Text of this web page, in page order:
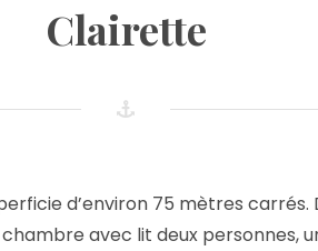
Clairette
d’environ 75 mètres
avec lit deux personnes,